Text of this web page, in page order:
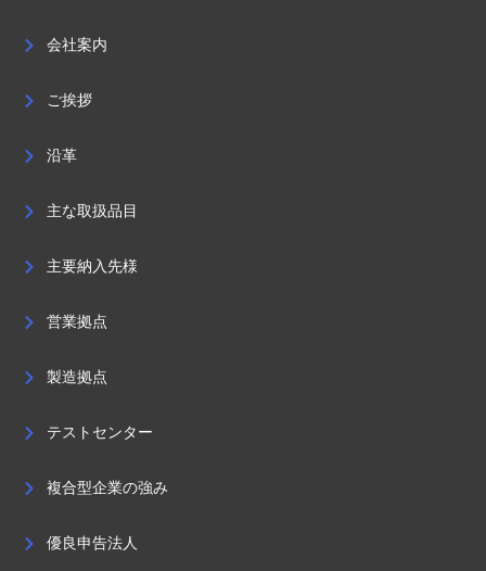
会社案内
ご挨拶
沿革
主な取扱品目
主要納入先様
営業拠点
製造拠点
テストセンター
複合型企業の強み
優良申告法人